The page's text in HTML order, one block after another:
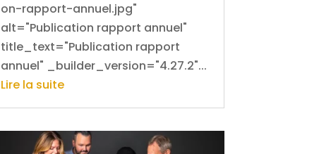
on-rapport-annuel.jpg"
alt="Publication rapport annuel"
title_text="Publication rapport
annuel" _builder_version="4.27.2"...
Lire la suite